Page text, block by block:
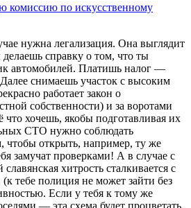
комиссию по искусственному
нужна легализация. Она выглядит
справку о том, что ты
автомобилей. Платишь налог —
снимаешь участок с высоким
работает закон о
собственности) и за воротами
хочешь, якобы подготавливая их
СТО нужно соблюдать
чтобы открыть, например, ту же
замучат проверками! А в случае с
хитрость сталкивается с
тебе полиция не может зайти без
Если у тебя к тому же
— эта схема будет процветать.